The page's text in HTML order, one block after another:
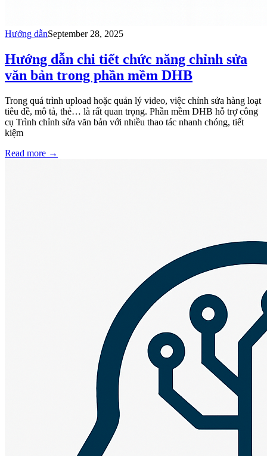
Hướng dẫnSeptember 28, 2025
Hướng dẫn chi tiết chức năng chỉnh sửa
văn bản trong phần mềm DHB
Trong quá trình upload hoặc quản lý video, việc chỉnh sửa hàng loạt
tiêu đề, mô tả, thẻ… là rất quan trọng. Phần mềm DHB hỗ trợ công
cụ Trình chỉnh sửa văn bản với nhiều thao tác nhanh chóng, tiết
kiệm
Read more →